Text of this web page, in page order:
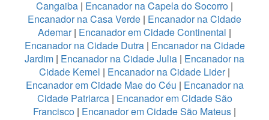
Cangaiba | Encanador na Capela do Socorro |
Encanador na Casa Verde | Encanador na Cidade
Ademar| Encanador em Cidade Continental |
Encanador na Cidade Dutra | Encanador na Cidade
Jardim | Encanador na Cidade Julia | Encanador na
Cidade Kemel | Encanador na Cidade Lider|
Encanador em Cidade Mae do Céu | Encanador na
Cidade Patriarca| Encanador em Cidade São
Francisco | Encanador em Cidade São Mateus |